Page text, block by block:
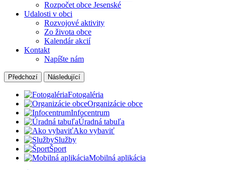
Rozpočet obce Jesenské
Udalosti v obci
Rozvojové aktivity
Zo života obce
Kalendár akcií
Kontakt
Napíšte nám
Předchozí Následující
Fotogaléria
Organizácie obce
Infocentrum
Úradná tabuľa
Ako vybaviť
Služby
Šport
Mobilná aplikácia